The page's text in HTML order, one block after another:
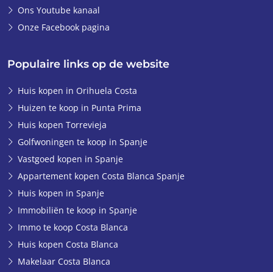
Populaire links op de website
Huis kopen in Orihuela Costa
Huizen te koop in Punta Prima
Huis kopen Torrevieja
Golfwoningen te koop in Spanje
Vastgoed kopen in Spanje
Appartement kopen Costa Blanca Spanje
Huis kopen in Spanje
Immobiliën te koop in Spanje
Immo te koop Costa Blanca
Huis kopen Costa Blanca
Makelaar Costa Blanca
Ons Youtube kanaal
Onze Facebook pagina